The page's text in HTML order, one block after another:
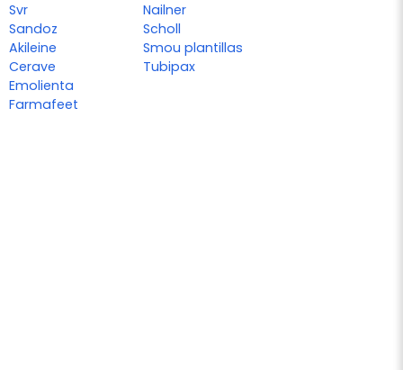
Svr
Sandoz
Akileine
Cerave
Emolienta
Farmafeet
Nailner
Scholl
Smou plantillas
Tubipax